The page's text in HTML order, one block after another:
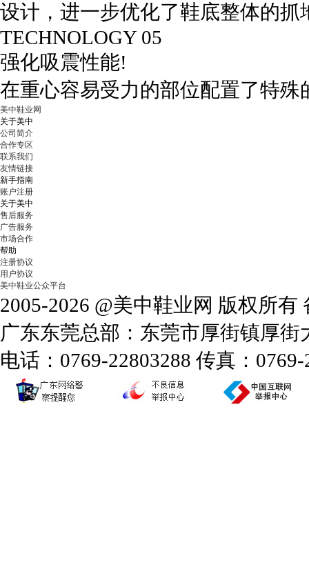
设计，进一步优化了鞋底整体的抓
TECHNOLOGY 05
强化吸震性能!
在重心容易受力的部位配置了特殊
美中鞋业网
关于美中
公司简介
合作专区
联系我们
友情链接
新手指南
账户注册
关于美中
售后服务
广告服务
市场合作
帮助
注册协议
用户协议
美中鞋业公众平台
2005-2026 @美中鞋业网 版权所有
广东东莞总部：东莞市厚街镇厚
电话：0769-22803288 传真：0769-